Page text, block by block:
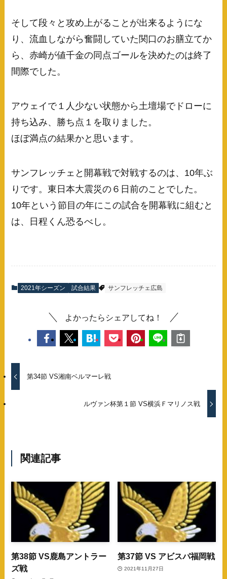
そして段々と攻め上がることが出来るようにな
り、流血しながら奮闘していた関口のお膳立てか
ら、赤崎が値千金の同点ゴールを決めたのは終了
間際でした。
アウェイで１人少ない状態から土壇場でドローに
持ち込み、勝ち点１を取りました。
ほぼ満点の結果かと思います。
サンフレッチェと開幕戦で対戦するのは、10年ぶ
りです。東日本大震災の６日前のことでした。
10年という節目の年にこの試合を開幕戦に組むと
は、日程くん恐るべし。
2021年シーズン 試合結果 サンフレッチェ広島
よかったらシェアしてね！
第34節 VS湘南ベルマーレ戦
ルヴァン杯第１節 VS横浜Ｆマリノス戦
関連記事
第38節 VS鹿島アントラー
ズ戦
第37節 VS アビスパ福岡戦
2021年11月27日